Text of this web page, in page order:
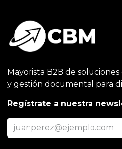
Mayorista B2B de
y gestión documental para
Regístrate a nuestra